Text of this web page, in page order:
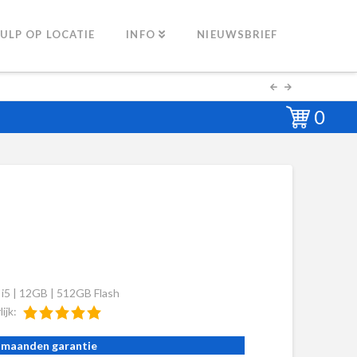
OP LOCATIE INFO NIEUWSBRIEF
0
| 12GB | 512GB Flash
maanden garantie